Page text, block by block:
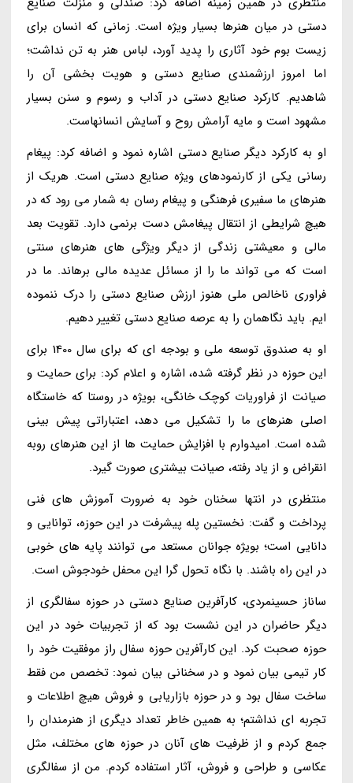
دستی در میان هنرها بسیار ویژه است. زمانی که انسان برای
زیست بوم خود آثاری را پدید آورد، لباس هنر به تن نداشت؛
اما امروز ارزشمندی صنایع دستی و هویت بخشی آن را
شاهدیم. کارکرد صنایع دستی در آداب و رسوم و سنن بسیار
مشهود است و مایه آرامش روح و آسایش انسانهاست.
او به کارکرد دیگر صنایع دستی اشاره نمود و اضافه کرد: پیغام
رسانی یکی از کارنمودهای ویژه صنایع دستی است. هریک از
هنرهای ما سفیری فرهنگی و پیغام رسان به شمار می رود که در
هیچ شرایطی از انتقال پیغامش دست برنمی دارد. تقویت بعد
مالی و معیشتی زندگی از دیگر ویژگی های هنرهای سنتی
است که می تواند ما را از مسائل عدیده مالی برهاند. ما در
فراوری ناخالص ملی هنوز ارزش صنایع دستی را درک ننموده
ایم. باید نگاهمان را به عرصه صنایع دستی تغییر دهیم.
او به صندوق توسعه ملی و بودجه ای که برای سال 1400 برای
این حوزه در نظر گرفته شده، اشاره و اعلام کرد: برای حمایت و
صیانت از فراوریات کوچک خانگی، بویژه در روستا که خاستگاه
اصلی هنرهای ما را تشکیل می دهد، اعتباراتی پیش بینی
شده است. امیدوارم با افزایش حمایت ها از این هنرهای روبه
انقراض و از یاد رفته، صیانت بیشتری صورت گیرد.
منتظری در انتها سخنان خود به ضرورت آموزش های فنی
پرداخت و گفت: نخستین پله پیشرفت در این حوزه، توانایی و
دانایی است؛ بویژه جوانان مستعد می توانند پایه های خوبی
در این راه باشند. با نگاه تحول گرا این محفل خودجوش است.
ساناز حسینمردی، کارآفرین صنایع دستی در حوزه سفالگری از
دیگر حاضران در این نشست بود که از تجربیات خود در این
حوزه صحبت کرد. این کارآفرین حوزه سفال راز موفقیت خود را
کار تیمی بیان نمود و در سخنانی بیان نمود: تخصص من فقط
ساخت سفال بود و در حوزه بازاریابی و فروش هیچ اطلاعات و
تجربه ای نداشتم؛ به همین خاطر تعداد دیگری از هنرمندان را
جمع کردم و از ظرفیت های آنان در حوزه های مختلف، مثل
عکاسی و طراحی و فروش، آثار استفاده کردم. من از سفالگری